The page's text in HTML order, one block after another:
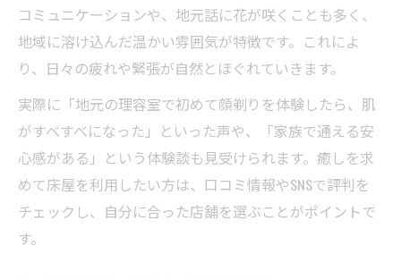
コミュニケーションや、地元話に花が咲くことも多く、
地域に溶け込んだ温かい雰囲気が特徴です。これによ
り、日々の疲れや緊張が自然とほぐれていきます。
実際に「地元の理容室で初めて顔剃りを体験したら、肌
がすべすべになった」といった声や、「家族で通える安
心感がある」という体験談も見受けられます。癒しを求
めて床屋を利用したい方は、口コミ情報やSNSで評判を
チェックし、自分に合った店舗を選ぶことがポイントで
す。